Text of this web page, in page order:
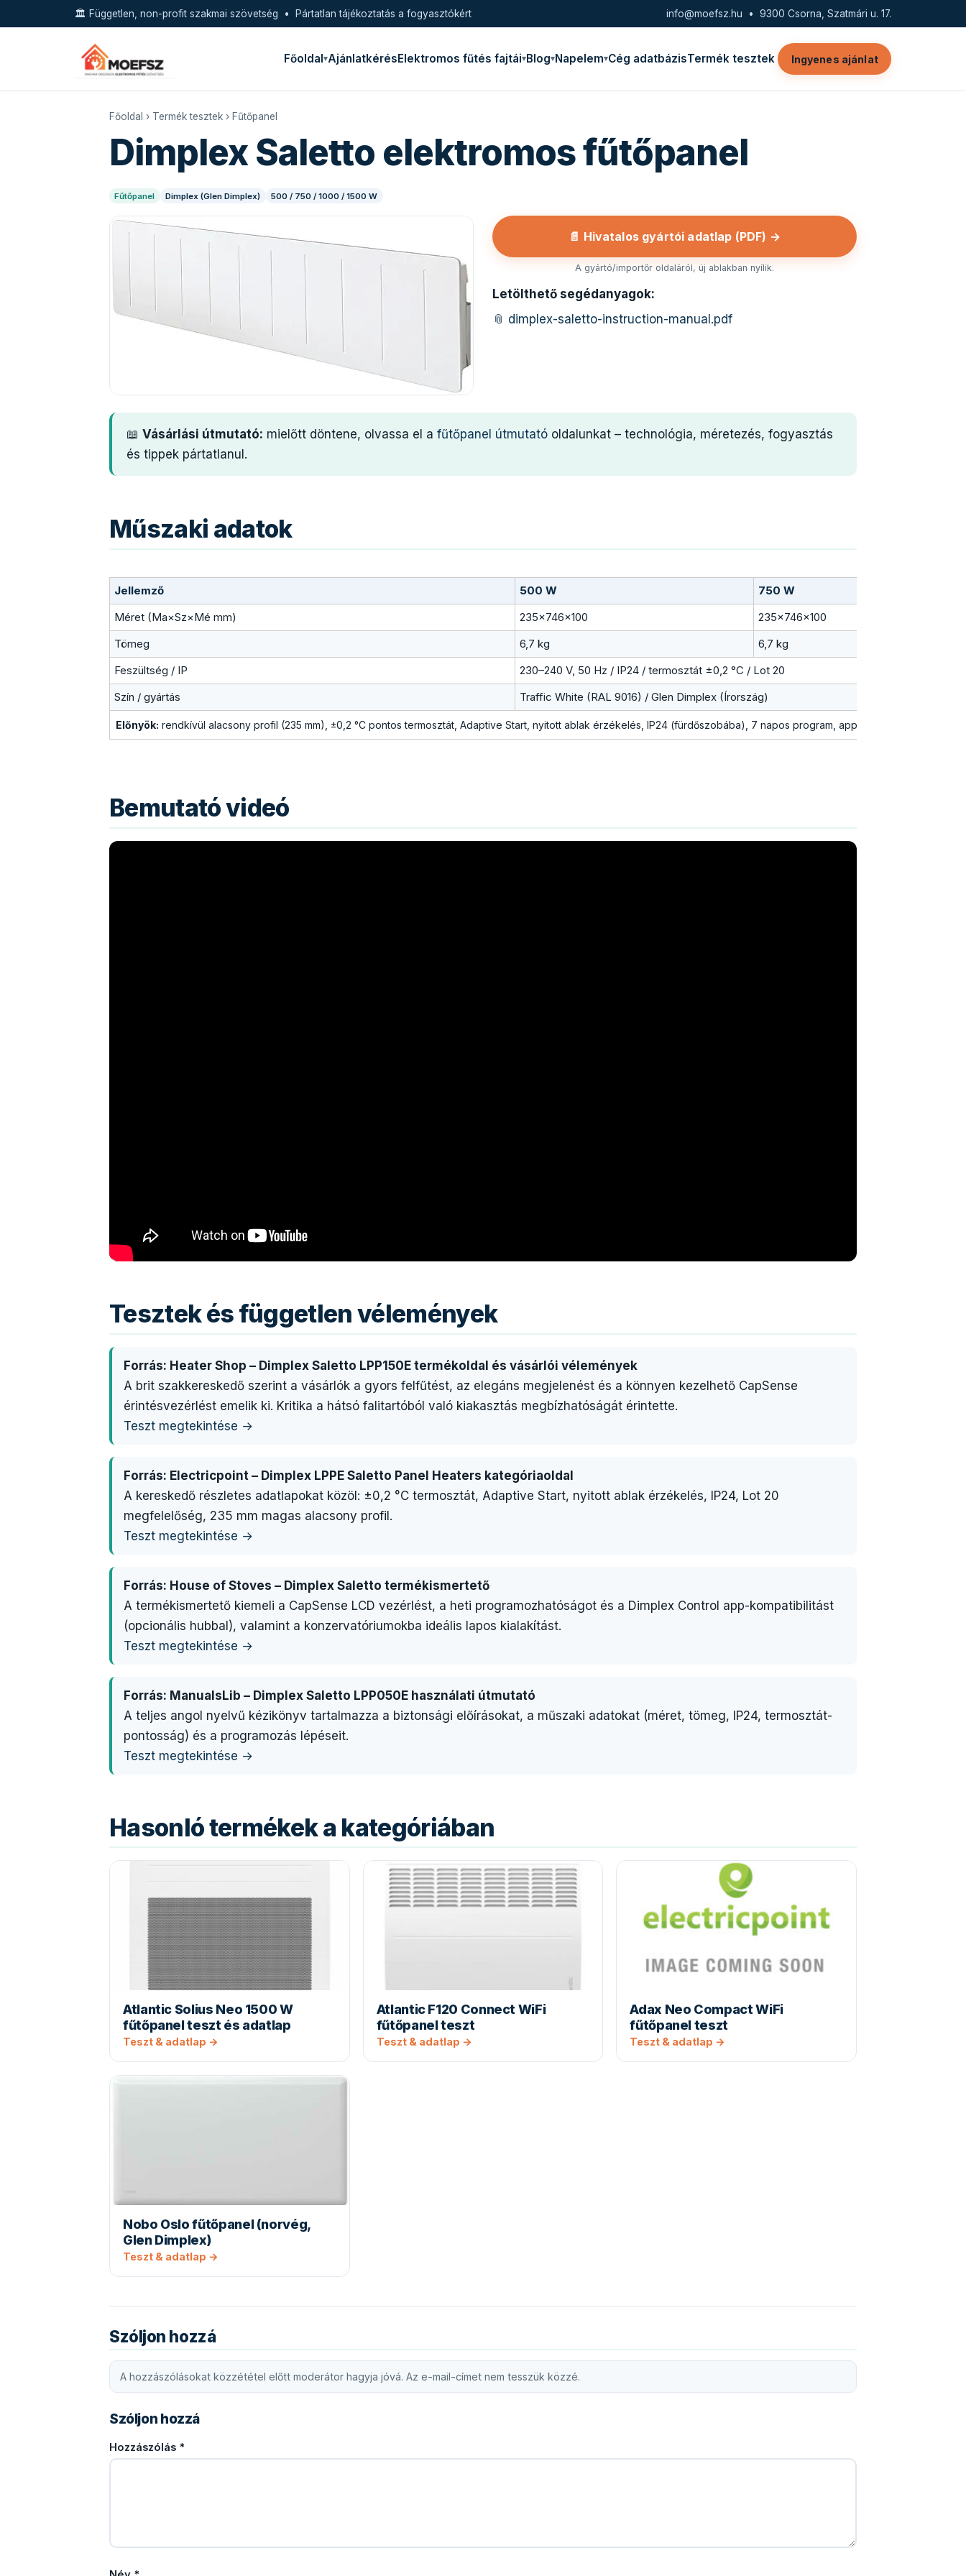
🏛️ Független, non-profit szakmai szövetség • Pártatlan tájékoztatás a fogyasztókért info@moefsz.hu • 9300 Csorna, Szatmári u. 17.
Főoldal AjánlatkérésElektromos fűtés fajtái Blog Napelem Cég adatbázisTermék tesztek Ingyenes ajánlat
Főoldal › Termék tesztek › Fűtőpanel
Dimplex Saletto elektromos fűtőpanel
Fűtőpanel Dimplex (Glen Dimplex) 500 / 750 / 1000 / 1500 W
📄 Hivatalos gyártói adatlap (PDF) →
A gyártó/importőr oldaláról, új ablakban nyílik.
Letölthető segédanyagok:
📎 dimplex-saletto-instruction-manual.pdf
📖 Vásárlási útmutató: mielőtt döntene, olvassa el a fűtőpanel útmutató oldalunkat – technológia, méretezés, fogyasztás
és tippek pártatlanul.
Műszaki adatok
Jellemző 500 W
750 W
Méret (Ma×Sz×Mé mm)
235×746×100
235×746×100
Tömeg
6,7 kg
6,7 kg
Feszültség / IP
230–240 V, 50 Hz / IP24 / termosztát ±0,2 °C / Lot 20
Szín / gyártás
Traffic White (RAL 9016) / Glen Dimplex (Írország)
Előnyök: rendkívül alacsony profil (235 mm), ±0,2 °C pontos termosztát, Adaptive Start, nyitott ablak érzékelés, IP24 (fürdőszobába), 7 napos program, app-kompatibilis.
Bemutató videó
Tesztek és független vélemények
Forrás: Heater Shop – Dimplex Saletto LPP150E termékoldal és vásárlói vélemények
A brit szakkereskedő szerint a vásárlók a gyors felfűtést, az elegáns megjelenést és a könnyen kezelhető CapSense
érintésvezérlést emelik ki. Kritika a hátsó falitartóból való kiakasztás megbízhatóságát érintette.
Teszt megtekintése →
Forrás: Electricpoint – Dimplex LPPE Saletto Panel Heaters kategóriaoldal
A kereskedő részletes adatlapokat közöl: ±0,2 °C termosztát, Adaptive Start, nyitott ablak érzékelés, IP24, Lot 20
megfelelőség, 235 mm magas alacsony profil.
Teszt megtekintése →
Forrás: House of Stoves – Dimplex Saletto termékismertető
A termékismertető kiemeli a CapSense LCD vezérlést, a heti programozhatóságot és a Dimplex Control app-kompatibilitást
(opcionális hubbal), valamint a konzervatóriumokba ideális lapos kialakítást.
Teszt megtekintése →
Forrás: ManualsLib – Dimplex Saletto LPP050E használati útmutató
A teljes angol nyelvű kézikönyv tartalmazza a biztonsági előírásokat, a műszaki adatokat (méret, tömeg, IP24, termosztát-
pontosság) és a programozás lépéseit.
Teszt megtekintése →
Hasonló termékek a kategóriában
Atlantic Solius Neo 1500 W
fűtőpanel teszt és adatlap
Teszt & adatlap →
Atlantic F120 Connect WiFi
fűtőpanel teszt
Teszt & adatlap →
Adax Neo Compact WiFi
fűtőpanel teszt
Teszt & adatlap →
Nobo Oslo fűtőpanel (norvég,
Glen Dimplex)
Teszt & adatlap →
Szóljon hozzá
A hozzászólásokat közzététel előtt moderátor hagyja jóvá. Az e-mail-címet nem tesszük közzé.
Szóljon hozzá
Hozzászólás *